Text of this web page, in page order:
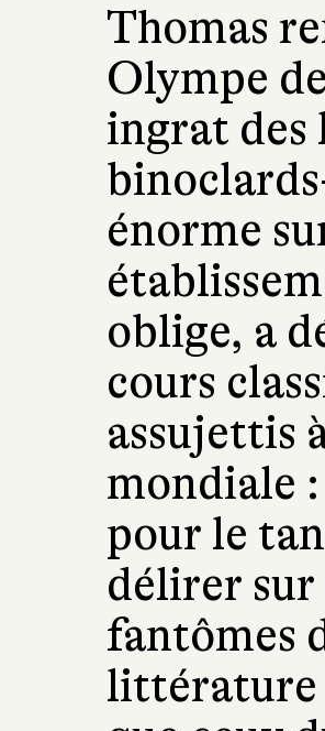
Thomas
Olympe
ingrat des
énorme
oblige, a
cours
assujettis
mondiale
pour le
délirer
fantômes
littérature